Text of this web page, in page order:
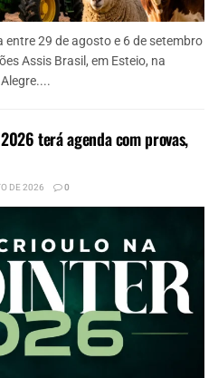
29 de agosto e 6 de setembro
Assis Brasil, em Esteio, na
terá agenda com provas,
DE 2026 0